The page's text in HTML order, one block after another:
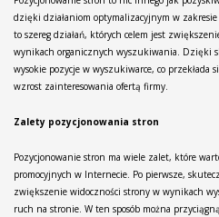
dzięki działaniom optymalizacyjnym w
to szereg działań, których celem jest
wynikach organicznych wyszukiwania. Dzięki
wysokie pozycje w wyszukiwarce, co
wzrost zainteresowania ofertą firmy.
Zalety pozycjonowania stron
Pozycjonowanie stron ma wiele zalet, które
promocyjnych w Internecie. Po pierwsze,
zwiększenie widoczności strony w wynikach
ruch na stronie. W ten sposób można